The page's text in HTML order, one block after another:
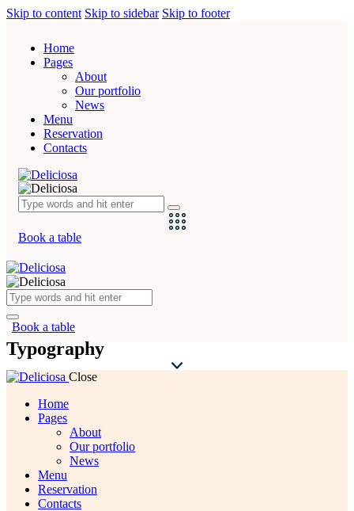
Skip to content Skip to sidebar Skip to footer
Home
Pages
About
Our portfolio
News
Menu
Reservation
Contacts
Book a table
Book a table
Typography
Close
Home
Pages
About
Our portfolio
News
Menu
Reservation
Contacts